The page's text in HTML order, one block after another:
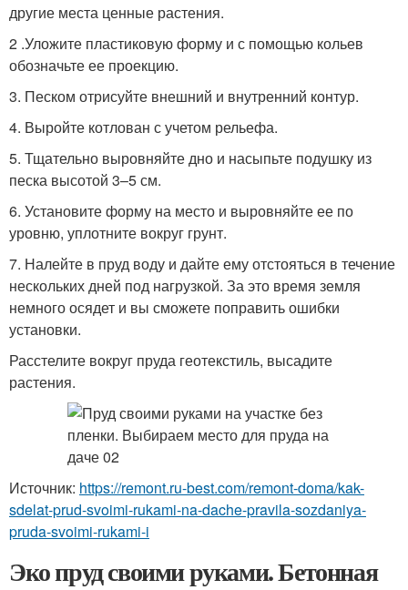
другие места ценные растения.
2 .Уложите пластиковую форму и с помощью кольев
обозначьте ее проекцию.
3. Песком отрисуйте внешний и внутренний контур.
4. Выройте котлован с учетом рельефа.
5. Тщательно выровняйте дно и насыпьте подушку из
песка высотой 3–5 см.
6. Установите форму на место и выровняйте ее по
уровню, уплотните вокруг грунт.
7. Налейте в пруд воду и дайте ему отстояться в течение
нескольких дней под нагрузкой. За это время земля
немного осядет и вы сможете поправить ошибки
установки.
Расстелите вокруг пруда геотекстиль, высадите
растения.
Источник: https://remont.ru-best.com/remont-doma/kak-
sdelat-prud-svoimi-rukami-na-dache-pravila-sozdaniya-
pruda-svoimi-rukami-i
Эко пруд своими руками. Бетонная